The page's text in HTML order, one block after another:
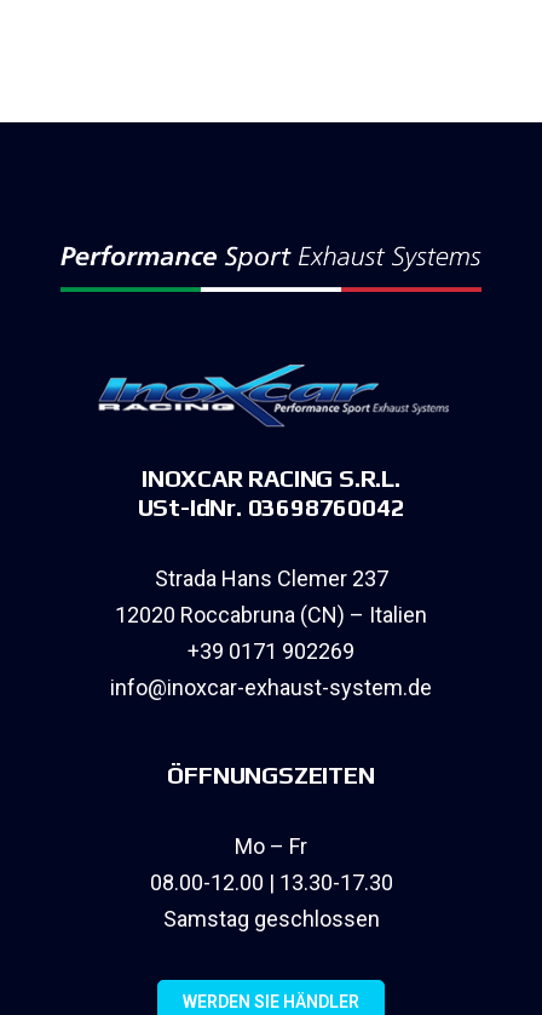
INOXCAR RACING S.R.L.
USt-IdNr. 03698760042
Strada Hans Clemer 237
12020 Roccabruna (CN) – Italien
+39 0171 902269
info@inoxcar-exhaust-system.de
ÖFFNUNGSZEITEN
Mo – Fr
08.00-12.00 | 13.30-17.30
Samstag geschlossen
WERDEN SIE HÄNDLER